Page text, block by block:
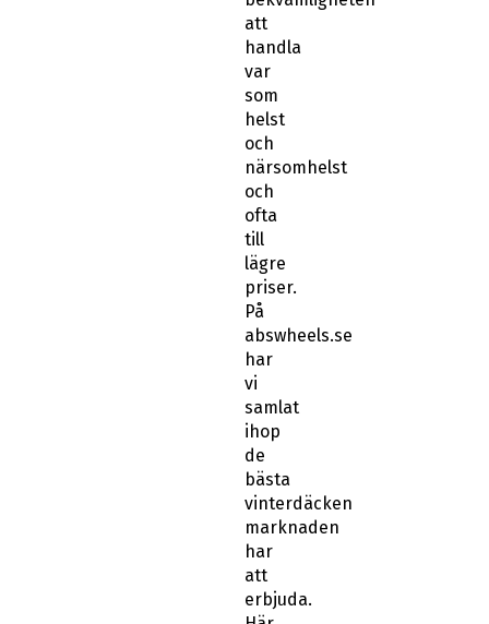
var
som
helst
och
närsomhelst
och
ofta
till
lägre
priser.
På
abswheels.se
har
vi
samlat
ihop
de
bästa
vinterdäcken
marknaden
har
att
erbjuda.
Här
på
ABS